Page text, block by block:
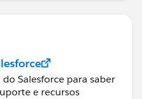
Salesforce para saber
e recursos